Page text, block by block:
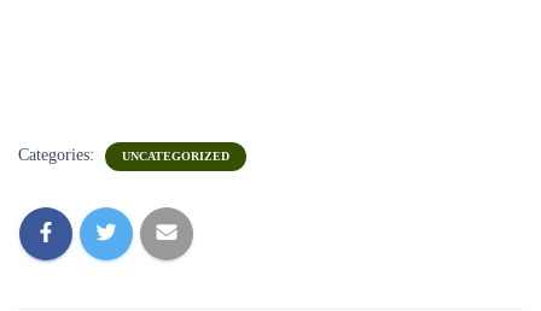
Categories: UNCATEGORIZED